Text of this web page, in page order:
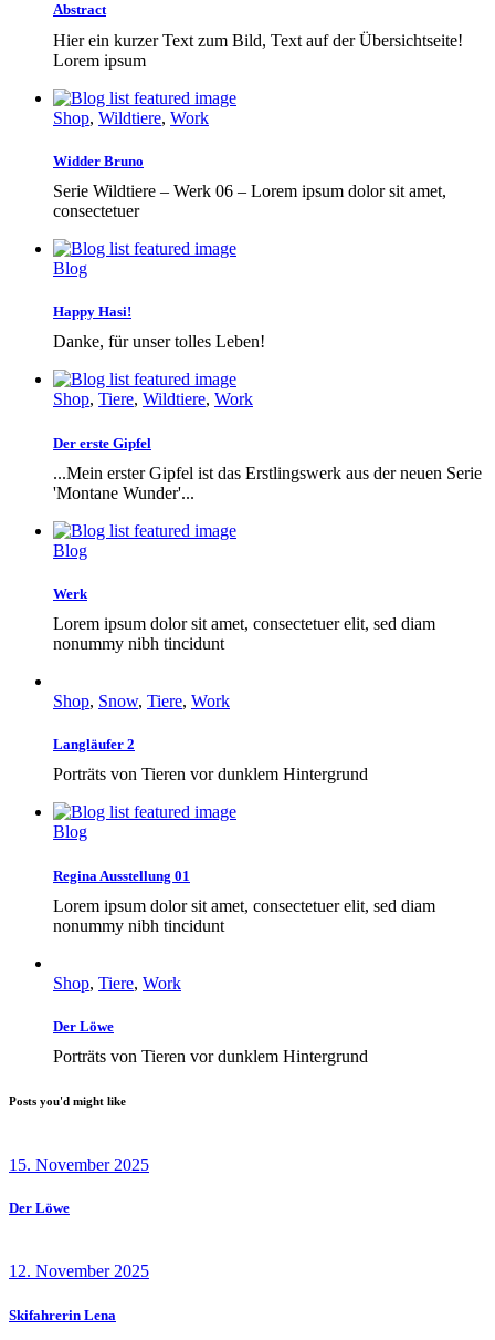
Abstract
Hier ein kurzer Text zum Bild, Text auf der Übersichtseite!
Lorem ipsum
Shop, Wildtiere, Work
Widder Bruno
Serie Wildtiere – Werk 06 – Lorem ipsum dolor sit amet,
consectetuer
Blog
Happy Hasi!
Danke, für unser tolles Leben!
Shop, Tiere, Wildtiere, Work
Der erste Gipfel
...Mein erster Gipfel ist das Erstlingswerk aus der neuen Serie
'Montane Wunder'...
Blog
Werk
Lorem ipsum dolor sit amet, consectetuer elit, sed diam
nonummy nibh tincidunt
Shop, Snow, Tiere, Work
Langläufer 2
Porträts von Tieren vor dunklem Hintergrund
Blog
Regina Ausstellung 01
Lorem ipsum dolor sit amet, consectetuer elit, sed diam
nonummy nibh tincidunt
Shop, Tiere, Work
Der Löwe
Porträts von Tieren vor dunklem Hintergrund
Posts you'd might like
15. November 2025
Der Löwe
12. November 2025
Skifahrerin Lena